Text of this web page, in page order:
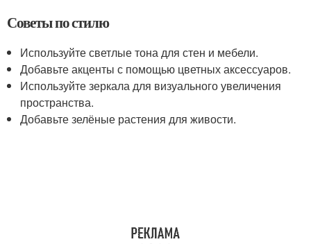
Советы по стилю
Используйте светлые тона для стен и мебели.
Добавьте акценты с помощью цветных аксессуаров.
Используйте зеркала для визуального увеличения
пространства.
Добавьте зелёные растения для живости.